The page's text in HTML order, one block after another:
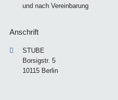
und nach Vereinbarung
Anschrift
STUBE
Borsigstr. 5
10115 Berlin